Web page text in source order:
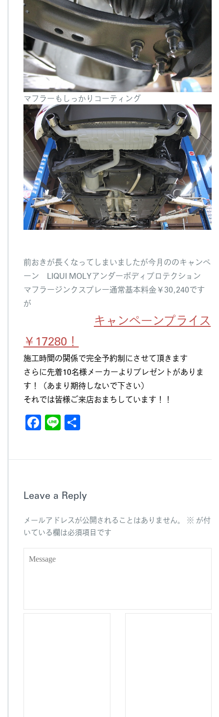
マフラーもしっかりコーティング
前おきが長くなってしまいましたが今月ののキャンペ
ーン LIQUI MOLYアンダーボディプロテクション
マフラージンクスプレー通常基本料金￥30,240です
が
キャンペーンプライス
￥17280！
施工時間の関係で完全予約制にさせて頂きます
さらに先着10名様メーカーよりプレゼントがありま
す！（あまり期待しないで下さい）
それでは皆様ご来店おまちしています！！
F
o
o
k
Li
Leave a Reply
メールアドレスが公開されることはありません。 ※ が付
いている欄は必須項目です